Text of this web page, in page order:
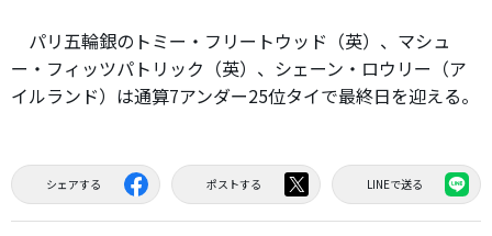
パリ五輪銀のトミー・フリートウッド（英）、マシュ
ー・フィッツパトリック（英）、シェーン・ロウリー（ア
イルランド）は通算7アンダー25位タイで最終日を迎える。
シェアする ポストする LINEで送る